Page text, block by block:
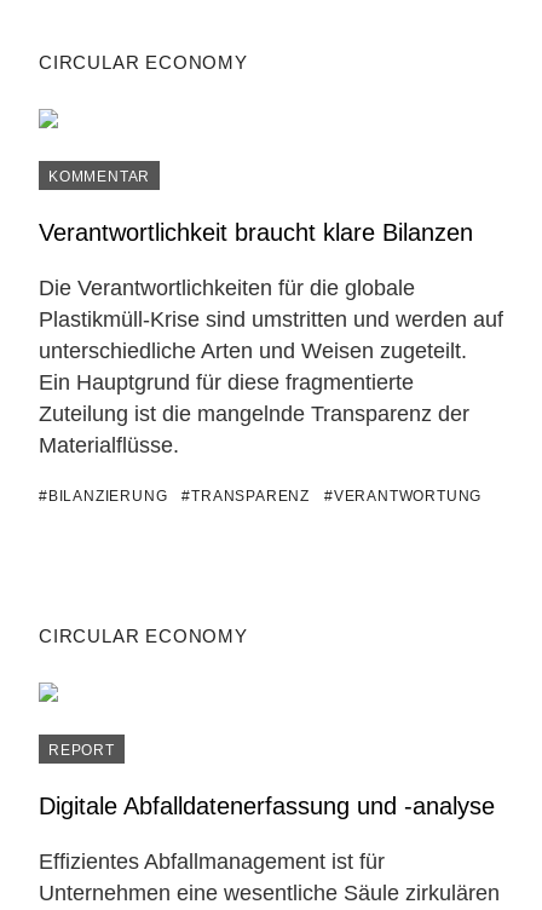
CIRCULAR ECONOMY
KOMMENTAR
Verantwortlichkeit braucht klare Bilanzen
Die Verantwortlichkeiten für die globale
Plastikmüll-Krise sind umstritten und werden auf
unterschiedliche Arten und Weisen zugeteilt.
Ein Hauptgrund für diese fragmentierte
Zuteilung ist die mangelnde Transparenz der
Materialflüsse.
#BILANZIERUNG #TRANSPARENZ #VERANTWORTUNG
CIRCULAR ECONOMY
REPORT
Digitale Abfalldatenerfassung und -analyse
Effizientes Abfallmanagement ist für
Unternehmen eine wesentliche Säule zirkulären